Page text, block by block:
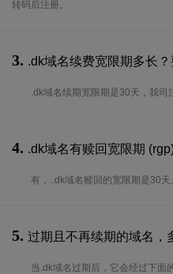
转码后注册。
3. .dk域名续费宽限期多长
.dk域名续期宽限期是30天，我
4. .dk域名有赎回宽限期
有，..dk域名赎回的宽限期是30天
5. 过期且不再续期的域名，
当.dk域名过期后，它会经过下面